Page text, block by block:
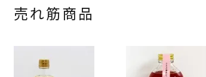
売れ筋商品